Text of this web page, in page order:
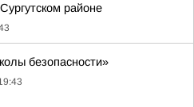
районе
безопасности»